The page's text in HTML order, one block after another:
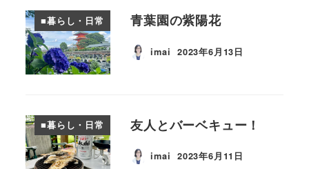
■暮らし・日常 青葉園の紫陽花
imai 投稿日
2023年6月13日
■暮らし・日常 友人とバーベキュー！
imai 投稿日
2023年6月11日